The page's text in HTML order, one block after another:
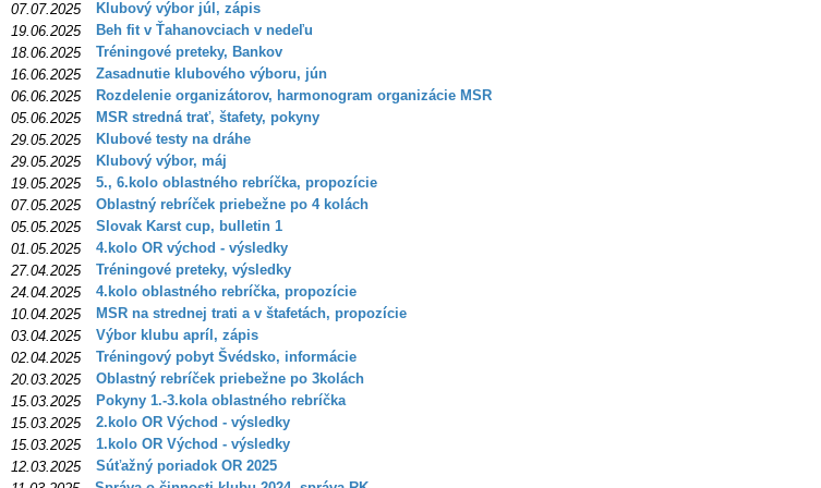
07.07.2025
Klubový výbor júl, zápis
19.06.2025
Beh fit v Ťahanovciach v nedeľu
18.06.2025
Tréningové preteky, Bankov
16.06.2025
Zasadnutie klubového výboru, jún
06.06.2025
Rozdelenie organizátorov, harmonogram organizácie MSR
05.06.2025
MSR stredná trať, štafety, pokyny
29.05.2025
Klubové testy na dráhe
29.05.2025
Klubový výbor, máj
19.05.2025
5., 6.kolo oblastného rebríčka, propozície
07.05.2025
Oblastný rebríček priebežne po 4 kolách
05.05.2025
Slovak Karst cup, bulletin 1
01.05.2025
4.kolo OR východ - výsledky
27.04.2025
Tréningové preteky, výsledky
24.04.2025
4.kolo oblastného rebríčka, propozície
10.04.2025
MSR na strednej trati a v štafetách, propozície
03.04.2025
Výbor klubu apríl, zápis
02.04.2025
Tréningový pobyt Švédsko, informácie
20.03.2025
Oblastný rebríček priebežne po 3kolách
15.03.2025
Pokyny 1.-3.kola oblastného rebríčka
15.03.2025
2.kolo OR Východ - výsledky
15.03.2025
1.kolo OR Východ - výsledky
12.03.2025
Súťažný poriadok OR 2025